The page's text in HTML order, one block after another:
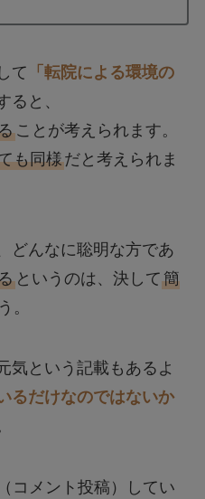
て 「転院による環境の
ると、
ことが考えられます。
も同様だと考えられま
どんなに聡明な方であ
というのは、決して簡
。
気という記載もあるよ
るだけなのではないか
コメント投稿）してい